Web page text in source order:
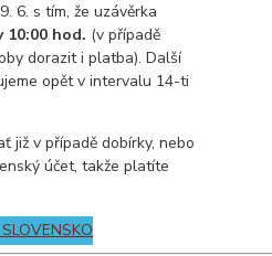
6. s tím, že uzávěrka
10:00 hod. (v případě
dorazit i platba). Další
opět v intervalu 14-ti
již v případě dobírky, nebo
účet, takže platíte